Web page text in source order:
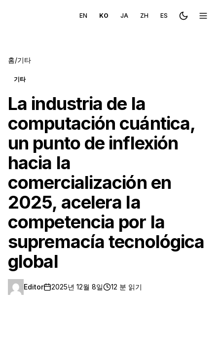
EN KO JA ZH ES Toggle메뉴
홈/기타
기타
La industria de la
computación cuántica,
un punto de inflexión
hacia la
comercialización en
2025, acelera la
competencia por la
supremacía tecnológica
global
Editor 2025년 12월 8일 12 분 읽기